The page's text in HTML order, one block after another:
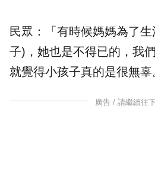
民眾：「有時候媽媽為了
子)，她也是不得已的，我
就覺得小孩子真的是很無辜
廣告 / 請繼續往